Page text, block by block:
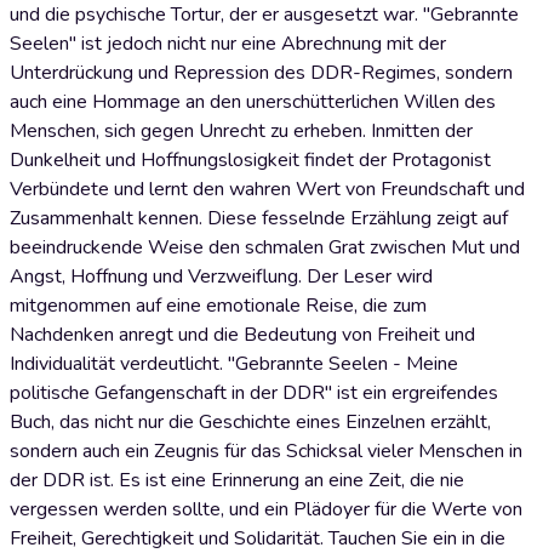
und die psychische Tortur, der er ausgesetzt war. "Gebrannte
Seelen" ist jedoch nicht nur eine Abrechnung mit der
Unterdrückung und Repression des DDR-Regimes, sondern
auch eine Hommage an den unerschütterlichen Willen des
Menschen, sich gegen Unrecht zu erheben. Inmitten der
Dunkelheit und Hoffnungslosigkeit findet der Protagonist
Verbündete und lernt den wahren Wert von Freundschaft und
Zusammenhalt kennen. Diese fesselnde Erzählung zeigt auf
beeindruckende Weise den schmalen Grat zwischen Mut und
Angst, Hoffnung und Verzweiflung. Der Leser wird
mitgenommen auf eine emotionale Reise, die zum
Nachdenken anregt und die Bedeutung von Freiheit und
Individualität verdeutlicht. "Gebrannte Seelen - Meine
politische Gefangenschaft in der DDR" ist ein ergreifendes
Buch, das nicht nur die Geschichte eines Einzelnen erzählt,
sondern auch ein Zeugnis für das Schicksal vieler Menschen in
der DDR ist. Es ist eine Erinnerung an eine Zeit, die nie
vergessen werden sollte, und ein Plädoyer für die Werte von
Freiheit, Gerechtigkeit und Solidarität. Tauchen Sie ein in die